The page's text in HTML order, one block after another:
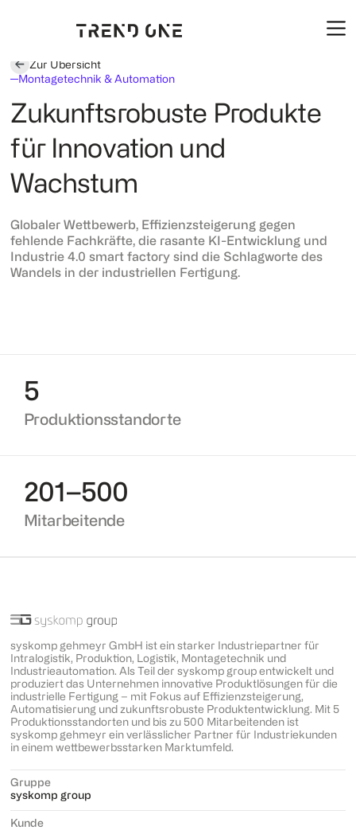
Zur Übersicht
Montagetechnik & Automation
Zukunftsrobuste Produkte
für Innovation und
Wachstum
Globaler Wettbewerb, Effizienzsteigerung gegen
fehlende Fachkräfte, die rasante KI-Entwicklung und
Industrie 4.0 smart factory sind die Schlagworte des
Wandels in der industriellen Fertigung.
5
Produktionsstandorte
201–500
Mitarbeitende
syskomp gehmeyr GmbH ist ein starker Industriepartner für
Intralogistik, Produktion, Logistik, Montagetechnik und
Industrieautomation. Als Teil der syskomp group entwickelt und
produziert das Unternehmen innovative Produktlösungen für die
industrielle Fertigung – mit Fokus auf Effizienzsteigerung,
Automatisierung und zukunftsrobuste Produktentwicklung. Mit 5
Produktionsstandorten und bis zu 500 Mitarbeitenden ist
syskomp gehmeyr ein verlässlicher Partner für Industriekunden
in einem wettbewerbsstarken Marktumfeld.
Gruppe
syskomp group
Kunde